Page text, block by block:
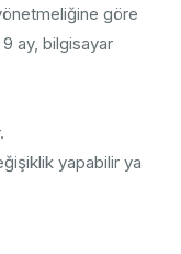
göre
9 ay, bilgisayar
yapabilir ya